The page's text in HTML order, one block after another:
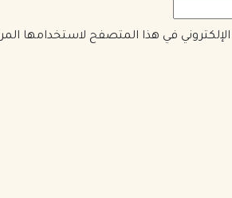
في هذا المتصفح لاستخدامها